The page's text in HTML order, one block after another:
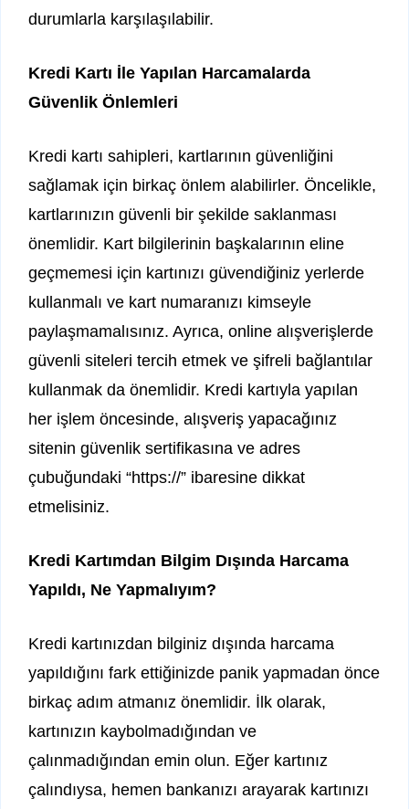
durumlarla karşılaşılabilir.
Kredi Kartı İle Yapılan Harcamalarda
Güvenlik Önlemleri
Kredi kartı sahipleri, kartlarının güvenliğini
sağlamak için birkaç önlem alabilirler. Öncelikle,
kartlarınızın güvenli bir şekilde saklanması
önemlidir. Kart bilgilerinin başkalarının eline
geçmemesi için kartınızı güvendiğiniz yerlerde
kullanmalı ve kart numaranızı kimseyle
paylaşmamalısınız. Ayrıca, online alışverişlerde
güvenli siteleri tercih etmek ve şifreli bağlantılar
kullanmak da önemlidir. Kredi kartıyla yapılan
her işlem öncesinde, alışveriş yapacağınız
sitenin güvenlik sertifikasına ve adres
çubuğundaki “https://” ibaresine dikkat
etmelisiniz.
Kredi Kartımdan Bilgim Dışında Harcama
Yapıldı, Ne Yapmalıyım?
Kredi kartınızdan bilginiz dışında harcama
yapıldığını fark ettiğinizde panik yapmadan önce
birkaç adım atmanız önemlidir. İlk olarak,
kartınızın kaybolmadığından ve
çalınmadığından emin olun. Eğer kartınız
çalındıysa, hemen bankanızı arayarak kartınızı